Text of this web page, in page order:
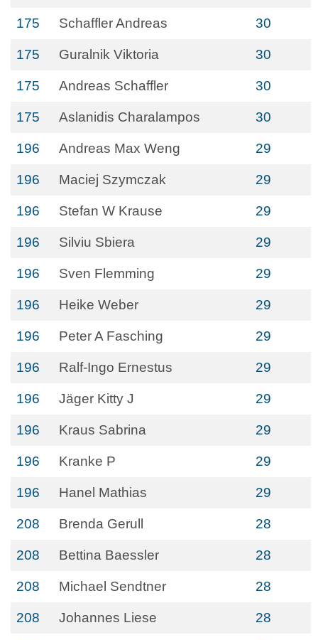
175 Schaffler Andreas 30
175 Guralnik Viktoria 30
175 Andreas Schaffler 30
175 Aslanidis Charalampos 30
196 Andreas Max Weng 29
196 Maciej Szymczak 29
196 Stefan W Krause 29
196 Silviu Sbiera 29
196 Sven Flemming 29
196 Heike Weber 29
196 Peter A Fasching 29
196 Ralf-Ingo Ernestus 29
196 Jäger Kitty J 29
196 Kraus Sabrina 29
196 Kranke P 29
196 Hanel Mathias 29
208 Brenda Gerull 28
208 Bettina Baessler 28
208 Michael Sendtner 28
208 Johannes Liese 28